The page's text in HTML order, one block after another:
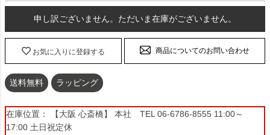
申し訳ございません。ただいま在庫がございません。
お気に入りに登録する 商品についてのお問い合わせ
送料無料 ラッピング
在庫位置： 【大阪 心斎橋】 本社 TEL 06-6786-8555 11:00～
17:00 土日祝定休